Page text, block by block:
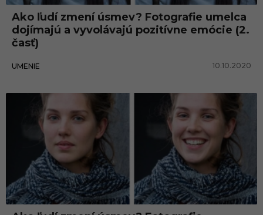
Ako ľudí zmení úsmev? Fotografie umelca
dojímajú a vyvolávajú pozitívne emócie (2.
časť)
UMENIE 10.10.2020